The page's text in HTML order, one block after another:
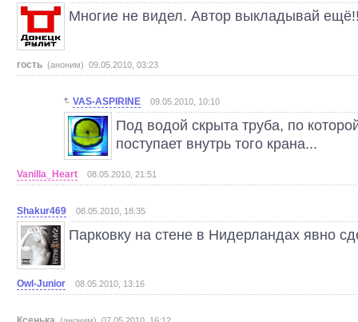
Многие не видел. Автор выкладывай
гость (аноним) 09.05.2010, 03:23
VAS-ASPIRINE 09.05.2010, 10:10
Под водой скрыта труба, по
поступает внутрь того крана...
Vanilla_Heart 08.05.2010, 21:51
Shakur469 08.05.2010, 18:35
Парковку на стене в Нидерландах явно
Owl-Junior 08.05.2010, 13:16